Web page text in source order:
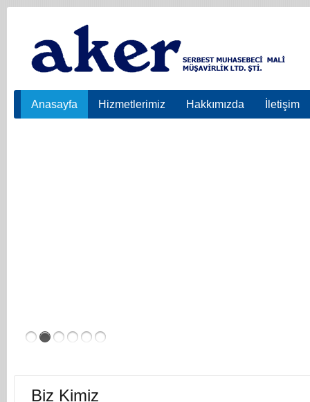
Anasayfa Hizmetlerimiz Hakkımızda İletişim
Biz Kimiz